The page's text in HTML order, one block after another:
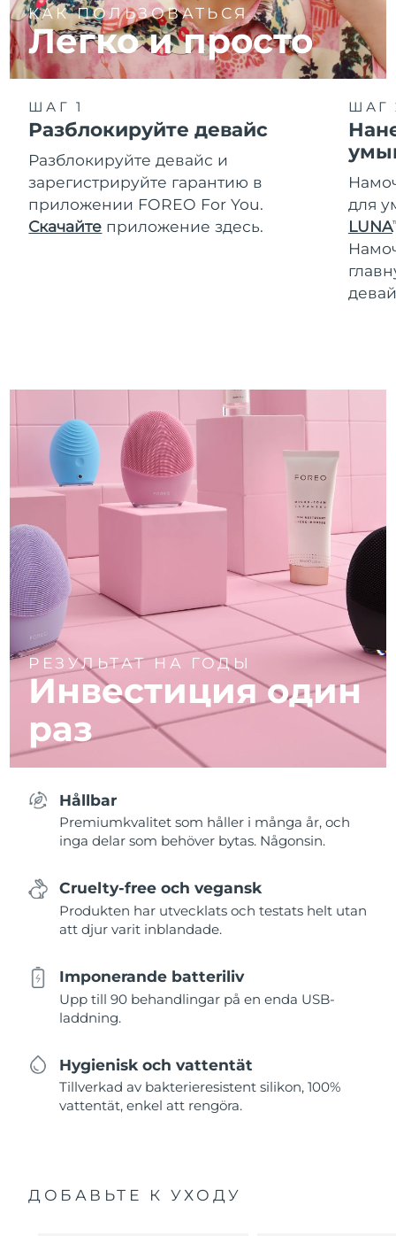
КАК ПОЛЬЗОВАТЬСЯ
Легко и просто
ШАГ 1
Разблокируйте девайс
Разблокируйте девайс и
зарегистрируйте гарантию в
приложении FOREO For You.
Скачайте приложение здесь.
ШАГ
для
LUNA
РЕЗУЛЬТАТ НА ГОДЫ
Инвестиция один
раз
Hållbar
Premiumkvalitet som håller i många år, och
inga delar som behöver bytas. Någonsin.
Cruelty-free och vegansk
Produkten har utvecklats och testats helt utan
att djur varit inblandade.
Imponerande batteriliv
Upp till 90 behandlingar på en enda USB-
laddning.
Hygienisk och vattentät
Tillverkad av bakterieresistent silikon, 100%
vattentät, enkel att rengöra.
ДОБАВЬТЕ К УХОДУ